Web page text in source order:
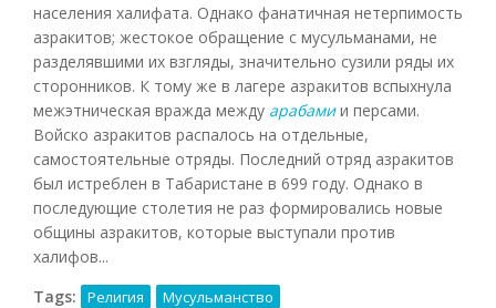
населения халифата. Однако фанатичная нетерпимость
азракитов; жестокое обращение с мусульманами, не
разделявшими их взгляды, значительно сузили ряды их
сторонников. К тому же в лагере азракитов вспыхнула
межэтническая вражда между арабамии персами.
Войско азракитов распалось на отдельные,
самостоятельные отряды. Последний отряд азракитов
был истреблен в Табаристане в 699 году. Однако в
последующие столетия не раз формировались новые
общины азракитов, которые выступали против
халифов...
Tags:
Религия Мусульманство